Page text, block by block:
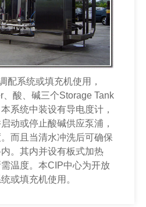
配系统或填充机使用，
酸、碱三个Storage Tank
系统中装设有导电度计，
动或停止酸碱供应泵浦，
而且当清水冲洗后可确保
。其内并设有板式加热
温度。本CIP中心为开放
或填充机使用。